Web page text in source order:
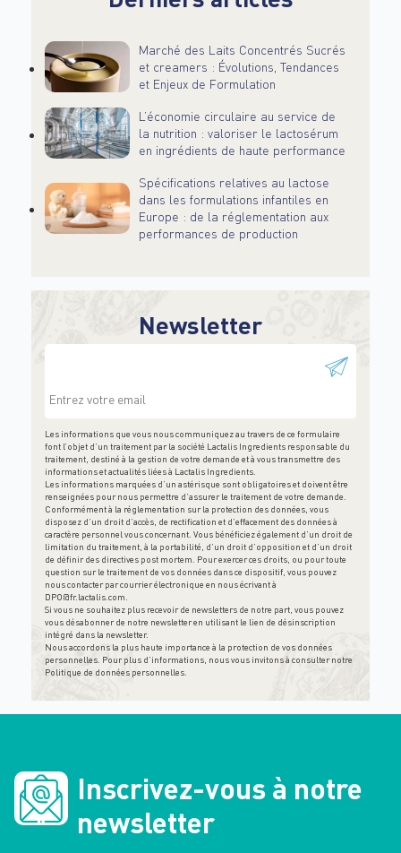
Marché des Laits Concentrés Sucrés
et creamers : Évolutions, Tendances
et Enjeux de Formulation
L’économie circulaire au service de
la nutrition : valoriser le lactosérum
en ingrédients de haute performance
Spécifications relatives au lactose
dans les formulations infantiles en
Europe : de la réglementation aux
performances de production
Newsletter
This field is for validation purposes and should be
Les informations que vous nous communiquez au travers de ce formulaire
font l’objet d’un traitement par la société Lactalis Ingredients responsable du
traitement, destiné à la gestion de votre demande et à vous transmettre des
informations et actualités liées à Lactalis Ingredients.
Les informations marquées d’un astérisque sont obligatoires et doivent être
renseignées pour nous permettre d’assurer le traitement de votre demande.
Conformément à la réglementation sur la protection des données, vous
disposez d’un droit d’accès, de rectification et d’effacement des données à
caractère personnel vous concernant. Vous bénéficiez également d’un droit de
limitation du traitement, à la portabilité, d’un droit d’opposition et d’un droit
de définir des directives post mortem. Pour exercer ces droits, ou pour toute
question sur le traitement de vos données dans ce dispositif, vous pouvez
nous contacter par courrier électronique en nous écrivant à
DPO@fr.lactalis.com
Si vous ne souhaitez plus recevoir de newsletters de notre part, vous pouvez
vous désabonner de notre newsletter en utilisant le lien de désinscription
intégré dans la newsletter.
Nous accordons la plus haute importance à la protection de vos données
personnelles. Pour plus d’informations, nous vous invitons à consulter notre
Politique de données personnelles
Inscrivez-vous à notre
newsletter